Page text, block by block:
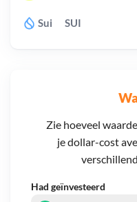
Zie hoeveel
je dollar-cost
Had geïnvesteerd
Sui SUI